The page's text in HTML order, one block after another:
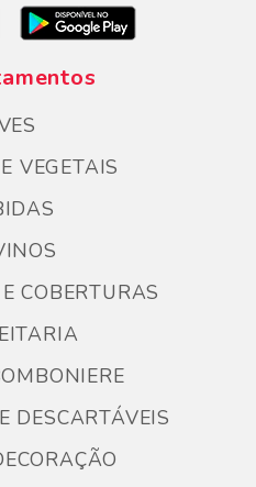
VEGETAIS
COBERTURAS
DESCARTÁVEIS